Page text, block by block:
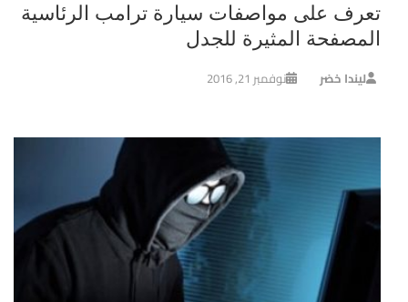
تعرف على مواصفات سيارة ترامب الرئاسية
المصفحة المثيرة للجدل
ليندا خضر نوفمبر 21, 2016